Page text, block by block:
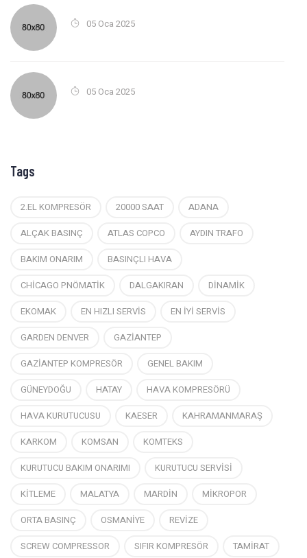
05 Oca 2025
05 Oca 2025
Tags
2.EL KOMPRESÖR 20000 SAAT
ADANA
ALÇAK BASINÇ
ATLAS COPCO
AYDIN TRAFO
BAKIM ONARIM
BASINÇLI HAVA
CHİCAGO PNÖMATİK
DALGAKIRAN
DİNAMİK
EKOMAK
EN HIZLI SERVİS
EN İYİ SERVİS
GARDEN DENVER
GAZİANTEP
GAZİANTEP KOMPRESÖR
GENEL BAKIM
GÜNEYDOĞU
HATAY
HAVA KOMPRESÖRÜ
HAVA KURUTUCUSU
KAESER
KAHRAMANMARAŞ
KARKOM
KOMSAN
KOMTEKS
KURUTUCU BAKIM ONARIMI
KURUTUCU SERVİSİ
KİTLEME
MALATYA MARDİN
MİKROPOR
ORTA BASINÇ
OSMANİYE
REVİZE
SCREW COMPRESSOR
SIFIR KOMPRESÖR
TAMİRAT